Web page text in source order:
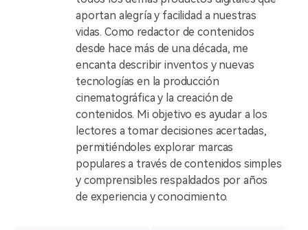
aportan alegría y facilidad a nuestras
vidas. Como redactor de contenidos
desde hace más de una década, me
encanta describir inventos y nuevas
tecnologías en la producción
cinematográfica y la creación de
contenidos. Mi objetivo es ayudar a los
lectores a tomar decisiones acertadas,
permitiéndoles explorar marcas
populares a través de contenidos simples
y comprensibles respaldados por años
de experiencia y conocimiento.